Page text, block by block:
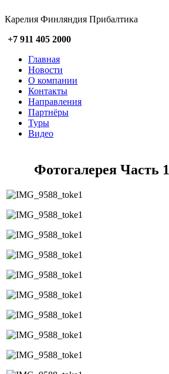
Карелия Финляндия Прибалтика
+7 911 405 2000
Главная
Новости
О компании
Контакты
Направления
Партнёры
Туры
Видео
Фотогалерея Часть 1